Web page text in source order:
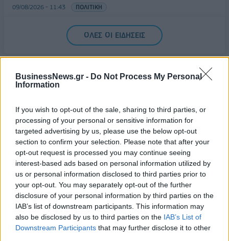
BusinessNews.gr - Do Not Process My Personal
Information
If you wish to opt-out of the sale, sharing to third parties, or
processing of your personal or sensitive information for
targeted advertising by us, please use the below opt-out
section to confirm your selection. Please note that after your
opt-out request is processed you may continue seeing
interest-based ads based on personal information utilized by
us or personal information disclosed to third parties prior to
your opt-out. You may separately opt-out of the further
disclosure of your personal information by third parties on the
IAB’s list of downstream participants. This information may
also be disclosed by us to third parties on the IAB’s List of
Downstream Participants that may further disclose it to other
09/08/2026 - 11:43 ΠΟΛΙΤΙΚΗ
Υπ. Μεταφορών: Οριστική λύση στο ζήτημα των
πινακίδων κυκλοφορίας - Τέλος στις χρονοβόρες
ΟΛΕΣ ΟΙ ΕΙΔΗΣΕΙΣ
ΔΗΜΟΦΙΛΗ
Αλ. Τσίπρας: Στις 2 Σεπτεμβρίου η παρουσίαση του
οικονομικού προγράμματος της ΕΛ.Α.Σ. στη
Θεσσαλονίκη
09/08/2026 - 10:03 ΠΟΛΙΤΙΚΗ
Ισπανία – Ιταλία: Κλιμακώνεται η αντιπαράθεση